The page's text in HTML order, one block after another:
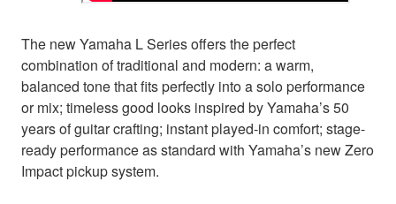
The new Yamaha L Series offers the perfect
combination of traditional and modern: a warm,
balanced tone that fits perfectly into a solo performance
or mix; timeless good looks inspired by Yamaha’s 50
years of guitar crafting; instant played-in comfort; stage-
ready performance as standard with Yamaha’s new Zero
Impact pickup system.